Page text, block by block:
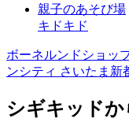
親子のあそび場
キドキド
ボーネルンドショッ
ンシティ さいたま新
シギキッドか